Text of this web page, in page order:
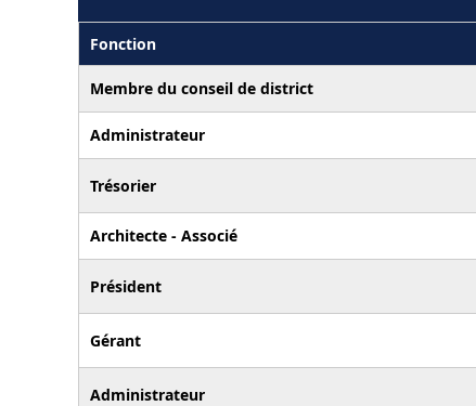
Fonction
Membre du conseil de district
Administrateur
Trésorier
Architecte - Associé
Président
Gérant
Administrateur